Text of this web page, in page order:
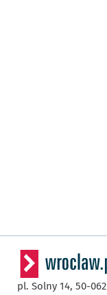
pl. Solny 14, 50-062